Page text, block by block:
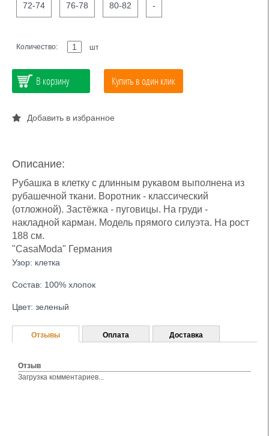
72-74 76-78 80-82 -
Количество: шт
В корзину Купить в один клик
Добавить в избранное
Описание:
Рубашка в клетку с длинным рукавом выполнена из
рубашечной ткани. Воротник - классический
(отложной). Застёжка - пуговицы. На груди -
накладной карман. Модель прямого силуэта. На рост
188 см.
"CasaModa" Германия
Узор: клетка
Состав: 100% хлопок
Цвет: зеленый
Отзывы
Отзыв
Загрузка комментариев...
Оплата Доставка